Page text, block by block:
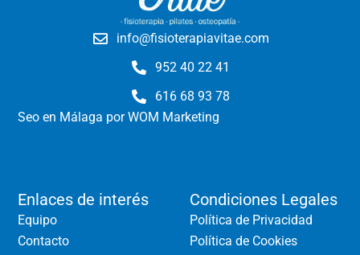
info@fisioterapiavitae.com
952 40 22 41
616 68 93 78
Seo en Málaga por WOM Marketing
Enlaces de interés
Equipo
Contacto
Condiciones Legales
Política de Privacidad
Política de Cookies